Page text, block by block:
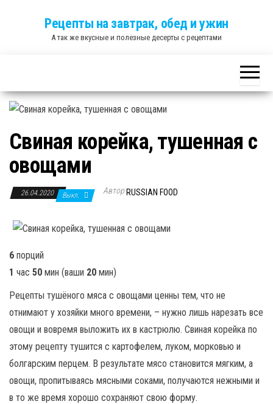
Рецепты на завтрак, обед и ужин
А так же вкусные и полезные десерты с рецептами
Свиная корейка, тушенная с
овощами
26.04.2020 Выкл. Автор RUSSIAN FOOD
6 порций
1 час 50 мин (ваши 20 мин)
Рецепты тушёного мяса с овощами ценны тем, что не
отнимают у хозяйки много времени, – нужно лишь нарезать все
овощи и вовремя выложить их в кастрюлю. Свиная корейка по
этому рецепту тушится с картофелем, луком, морковью и
болгарским перцем. В результате мясо становится мягким, а
овощи, пропитываясь мясными соками, получаются нежными и
в то же время хорошо сохраняют свою форму.